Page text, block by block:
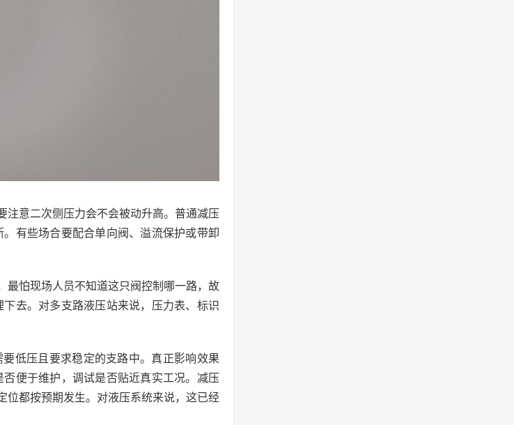
注意二次侧压力会不会被动升高。普通减压
有些场合要配合单向阀、溢流保护或带卸
最怕现场人员不知道这只阀控制哪一路，故
去。对多支路液压站来说，压力表、标识
低压且要求稳定的支路中。真正影响效果
便于维护，调试是否贴近真实工况。减压
位都按预期发生。对液压系统来说，这已经